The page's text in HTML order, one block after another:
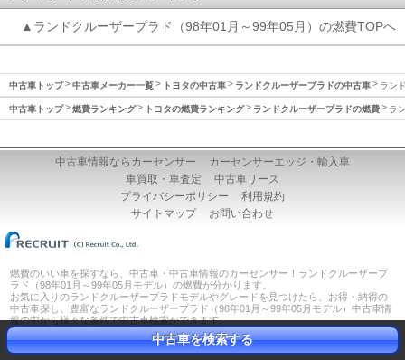
▲ランドクルーザープラド（98年01月～99年05月）の燃費TOPへ
中古車トップ 中古車メーカー一覧 トヨタの中古車 ランドクルーザープラドの中古車 ラン
中古車トップ 燃費ランキング トヨタの燃費ランキング ランドクルーザープラドの燃費 ラ
中古車情報ならカーセンサー
カーセンサーエッジ・輸入車
車買取・車査定
中古車リース
プライバシーポリシー
利用規約
サイトマップ
お問い合わせ
燃費のいい車を探すなら、中古車・中古車情報のカーセンサー！ランドクルーザープ
ラド（98年01月～99年05月モデル）の燃費が分かります。
お気に入りのランドクルーザープラドモデルやグレードを見つけたら、お得・納得の
中古車探し。豊富なランドクルーザープラド（98年01月～99年05月モデル）中古車情
報の中から様々な条件で中古車検索ができます。
カーセンサーはあなたの車選びをサポートします！
中古車を検索する